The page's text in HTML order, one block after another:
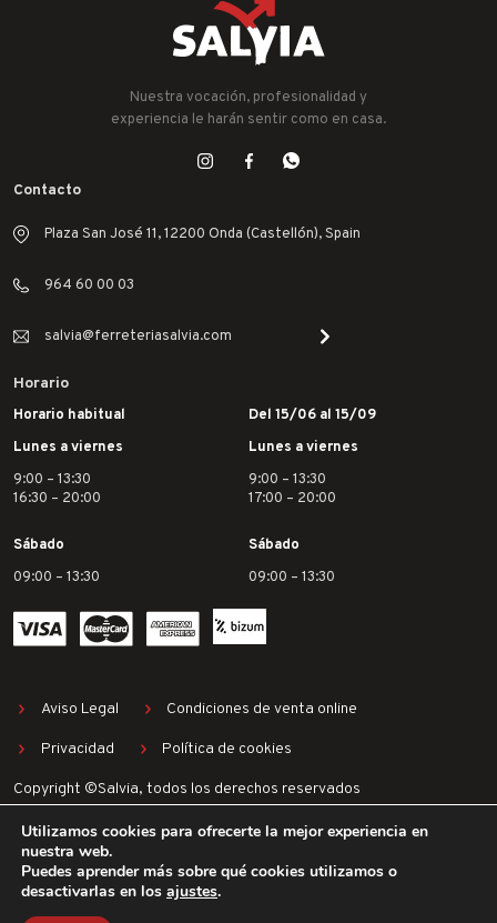
Utilizamos cookies para ofrecerte la mejor experiencia en
nuestra web.
Puedes aprender más sobre qué cookies utilizamos o
desactivarlas en los ajustes.
Nuestra vocación, profesionalidad y
experiencia le harán sentir como en casa.
Contacto
Plaza San José 11, 12200 Onda (Castellón), Spain
964 60 00 03
salvia@ferreteriasalvia.com
Horario
Horario habitual
Lunes a viernes
9:00 – 13:30
16:30 – 20:00
Sábado
09:00 – 13:30
Del 15/06 al 15/09
Lunes a viernes
9:00 – 13:30
17:00 – 20:00
Sábado
09:00 – 13:30
Copyright ©Salvia, todos los derechos reservados
Aviso Legal Condiciones de venta online
Privacidad Política de cookies